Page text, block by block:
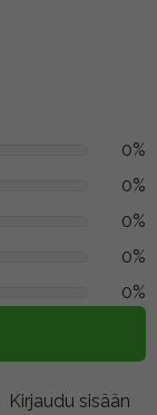
0%
0%
0%
0%
0%
Kirjaudu sisään